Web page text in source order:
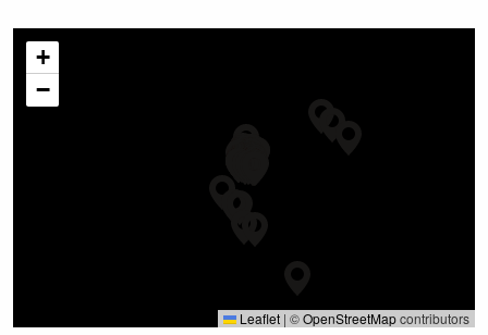
+
−
Leaflet | ©OpenStreetMapcontributors